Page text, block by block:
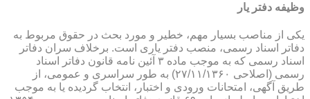
وظیفه دفتر یار
یكی از مناصب بسیار مهم، خطیر و مورد بحث در حقوق مربوط به
دفاتر اسناد رسمی، منصب دفتر یاری است. برخلاف سران دفاتر
اسناد رسمی كه به موجب ماده ۳ آئین نامه قانون دفاتر اسناد
رسمی (اصلاحی ۲۷/۱۱/۱۳۶۰) به طور سراسری و عمومی، از
طریق آگهی، امتحانات ورودی و اختبار، انتخاب گردیده یا به موجب